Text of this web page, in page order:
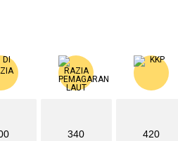
340 420